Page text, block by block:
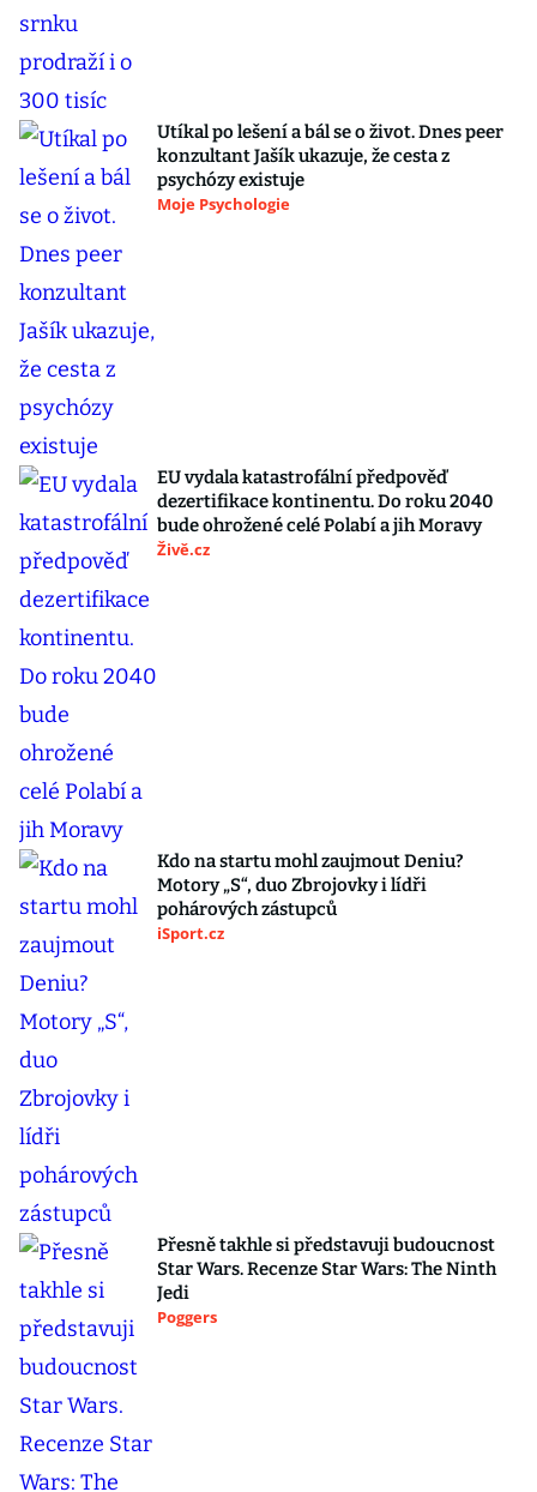
Utíkal po lešení a bál se o život. Dnes peer
konzultant Jašík ukazuje, že cesta z
psychózy existuje
Moje Psychologie
EU vydala katastrofální předpověď
dezertifikace kontinentu. Do roku 2040
bude ohrožené celé Polabí a jih Moravy
Živě.cz
Kdo na startu mohl zaujmout Deniu?
Motory „S“, duo Zbrojovky i lídři
pohárových zástupců
iSport.cz
Přesně takhle si představuji budoucnost
Star Wars. Recenze Star Wars: The Ninth
Jedi
Poggers